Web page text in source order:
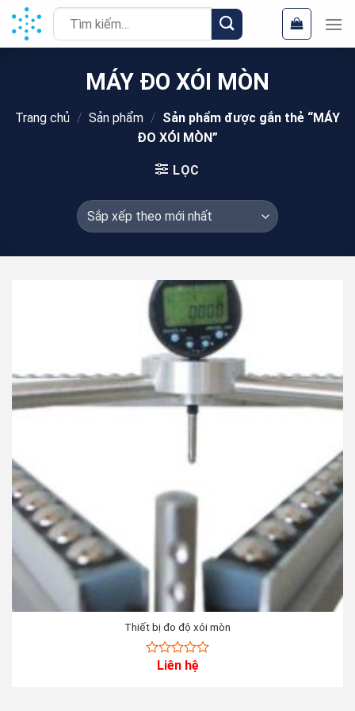
Chuyển
đến
nội
Tìm
kiếm:
MÁY ĐO XÓI MÒN
Trang chủ / Sản phẩm / Sản phẩm được gắn thẻ “MÁY
ĐO XÓI MÒN”
LỌC
Thiết bị đo độ xói mòn
Liên hệ